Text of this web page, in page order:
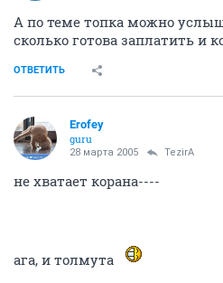
А по теме топка можно
сколько готова заплатить и
ОТВЕТИТЬ
Erofey
guru
28 марта 2005 TezirA
не хватает корана----
ага, и толмута